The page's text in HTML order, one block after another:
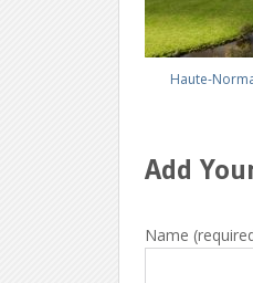
Haute-
Add
Name